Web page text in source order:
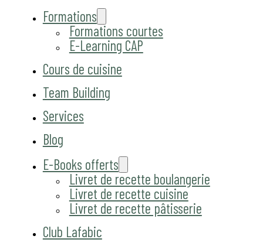
Formations
Formations courtes
E-Learning CAP
Cours de cuisine
Team Building
Services
Blog
E-Books offerts
Livret de recette boulangerie
Livret de recette cuisine
Livret de recette pâtisserie
Club Lafabic